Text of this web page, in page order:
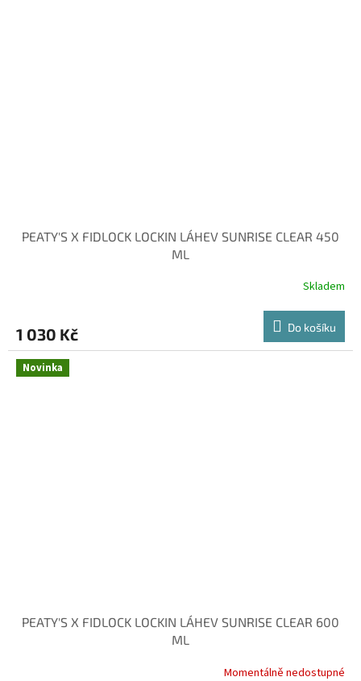
PEATY'S X FIDLOCK LOCKIN LÁHEV SUNRISE CLEAR 450
ML
Skladem
1 030 Kč Do košíku
Novinka
PEATY'S X FIDLOCK LOCKIN LÁHEV SUNRISE CLEAR 600
ML
Momentálně nedostupné